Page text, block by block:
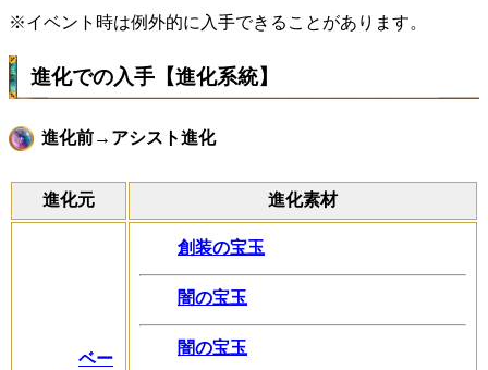
※イベント時は例外的に入手できることがあります。
進化での入手【進化系統】
進化前→アシスト進化
進化元 進化素材
ベー
創装の宝玉
闇の宝玉
闇の宝玉